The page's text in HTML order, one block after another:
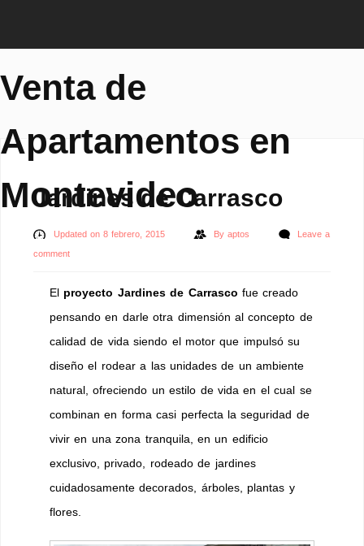
Venta de
Apartamentos en
Montevideo
Jardines de Carrasco
Updated on 8 febrero, 2015 By aptos
Leave a
comment
El proyecto Jardines de Carrasco fue creado
pensando en darle otra dimensión al concepto de
calidad de vida siendo el motor que impulsó su
diseño el rodear a las unidades de un ambiente
natural, ofreciendo un estilo de vida en el cual se
combinan en forma casi perfecta la seguridad de
vivir en una zona tranquila, en un edificio
exclusivo, privado, rodeado de jardines
cuidadosamente decorados, árboles, plantas y
flores.